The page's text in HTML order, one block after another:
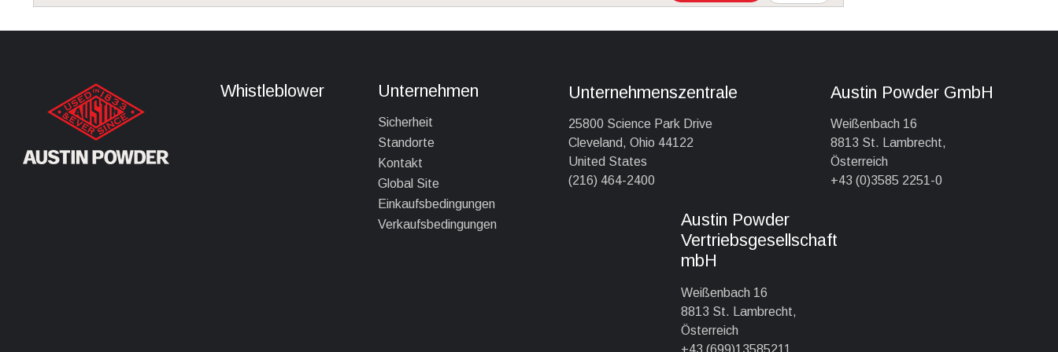
Whistleblower Unternehmen
Sicherheit
Standorte
Kontakt
Global Site
Einkaufsbedingungen
Verkaufsbedingungen
Unternehmenszentrale
25800 Science Park Drive
Cleveland, Ohio 44122
United States
(216) 464-2400
Austin Powder GmbH
Weißenbach 16
8813 St. Lambrecht,
Österreich
+43 (0)3585 2251-0
Austin Powder
Vertriebsgesellschaft
mbH
Weißenbach 16
8813 St. Lambrecht,
Österreich
+43 (699)13585211